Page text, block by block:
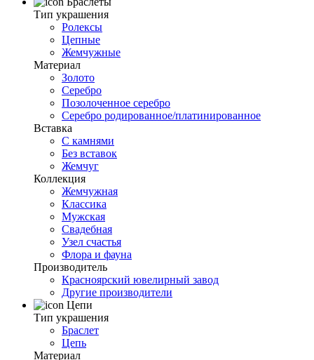
Тип украшения
Ролексы
Цепные
Жемчужные
Материал
Золото
Серебро
Позолоченное серебро
Серебро родированное/платинированное
Вставка
С камнями
Без вставок
Жемчуг
Коллекция
Жемчужная
Классика
Мужская
Свадебная
Узел счастья
Флора и фауна
Производитель
Красноярский ювелирный завод
Другие производители
Цепи
Тип украшения
Браслет
Цепь
Материал